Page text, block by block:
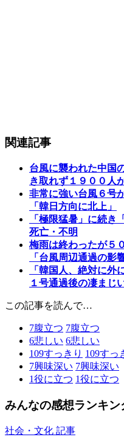
関連記事
台風に襲われた中国
き取れず１９００人
非常に強い台風６号
「韓日方向に北上」
「極限猛暑」に続
死亡・不明
梅雨は終わったが５
「台風周辺通過の影
「韓国人、絶対に
１号通過後の凄まじ
この記事を読んで…
7腹立つ 7腹立つ
6悲しい 6悲しい
109すっきり 109すっ
7興味深い 7興味深い
1役に立つ 1役に立つ
みんなの感想ランキン
社会・文化 記事